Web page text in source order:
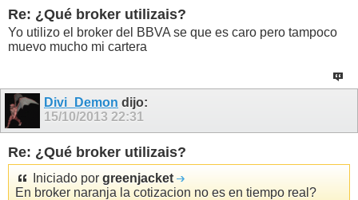
Re: ¿Qué broker utilizais?
Yo utilizo el broker del BBVA se que es caro pero tampoco
muevo mucho mi cartera
Divi_Demon dijo:
15/10/2013 22:31
Re: ¿Qué broker utilizais?
Iniciado por greenjacket
En broker naranja la cotizacion no es en tiempo real?